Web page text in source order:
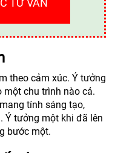
TƯ VẤN
theo cảm xúc. Ý tưởng
một chu trình nào cả.
tính sáng tạo,
Ý tưởng một khi đã lên
bước một.